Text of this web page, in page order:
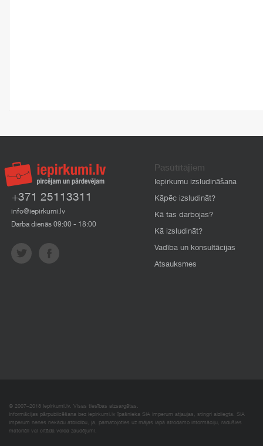
+371 25113311
info@iepirkumi.lv
Darba dienās 09:00 - 18:00
Pasūtītājiem
Iepirkumu izsludināšana
Kāpēc izsludināt?
Kā tas darbojas?
Kā izsludināt?
Vadība un konsultācijas
Atsauksmes
© 2007–2018 Iepirkumi.lv. Visas tiesības aizsargātas.
Informācijas pārpublicēšana bez iepirkumi.lv īpašnieka SIA Imperum atļaujas, stingri aizliegta. SIA
Imperum nenes nekādu atbildību, ja, pamatojoties uz mājas lapā atrodamo informāciju, radušies
materiāli vai citāda veida zaudējumi.